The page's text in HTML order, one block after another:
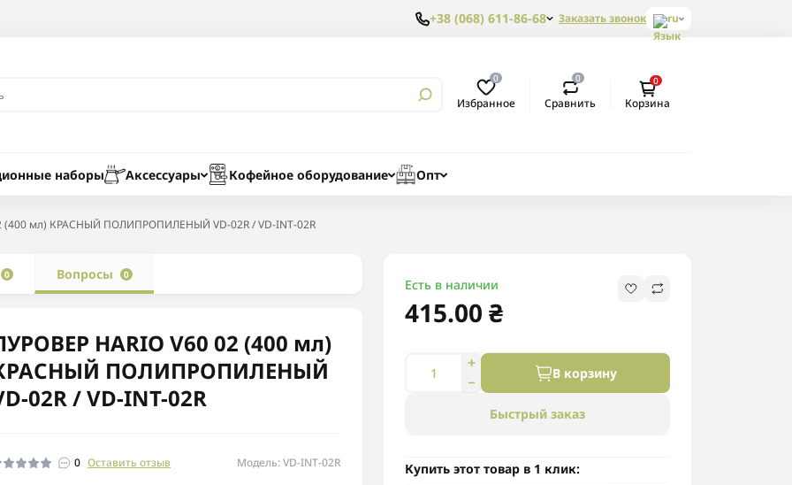
+38 (068) 611-86-68 Заказать звонок ru
0
Избранное
0
Сравнить
0
Корзина
наборы Аксессуары Кофейное оборудование Опт
(400 мл) КРАСНЫЙ ПОЛИПРОПИЛЕНЫЙ VD-02R / VD-INT-02R
0 Вопросы 0
HARIO V60 02 (400 мл)
ПОЛИПРОПИЛЕНЫЙ
02R / VD-INT-02R
0 Оставить отзыв Модель: VD-INT-02R
Есть в наличии
415.00 ₴
В корзину
Быстрый заказ
Купить этот товар в 1 клик: